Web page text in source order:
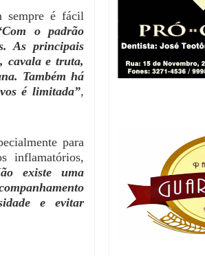
sempre é fácil
o padrão
As principais
cavala e truta,
Também há
é limitada”,
para
inflamatórios,
existe uma
e evitar